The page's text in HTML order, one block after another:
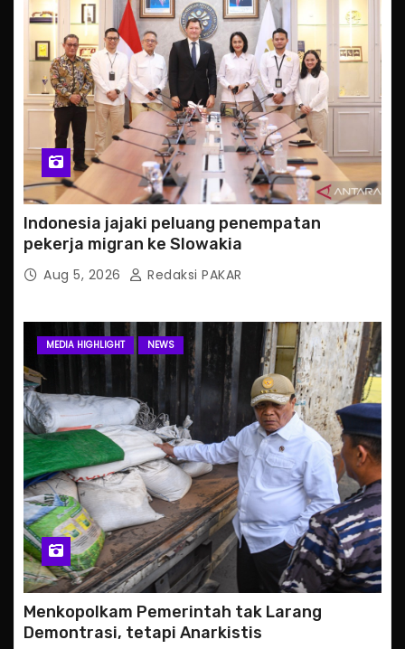
Indonesia jajaki peluang penempatan
pekerja migran ke Slowakia
Aug 5, 2026 Redaksi PAKAR
MEDIA HIGHLIGHT NEWS
Menkopolkam Pemerintah tak Larang
Demontrasi, tetapi Anarkistis